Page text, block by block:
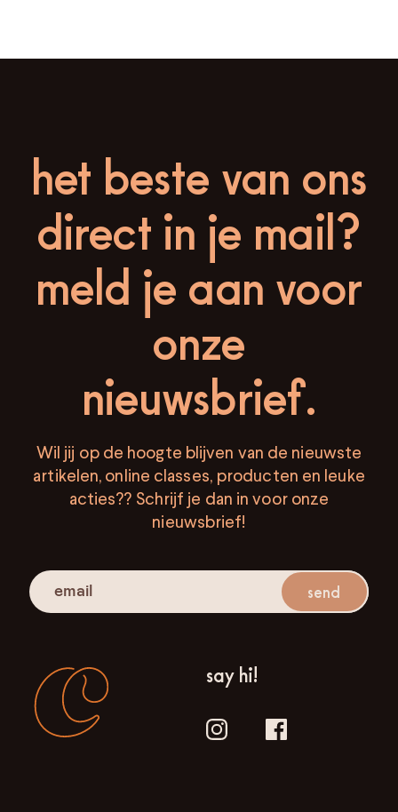
het beste van ons
direct in je mail?
meld je aan voor
onze
nieuwsbrief.
Wil jij op de hoogte blijven van de nieuwste
artikelen, online classes, producten en leuke
acties?? Schrijf je dan in voor onze
nieuwsbrief!
send
say hi!